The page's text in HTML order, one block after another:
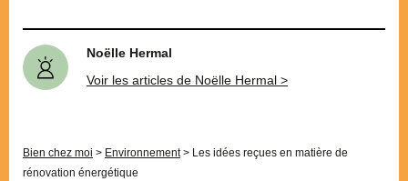
Noëlle Hermal
Voir les articles de Noëlle Hermal >
Bien chez moi > Environnement> Les idées reçues en matière de
rénovation énergétique